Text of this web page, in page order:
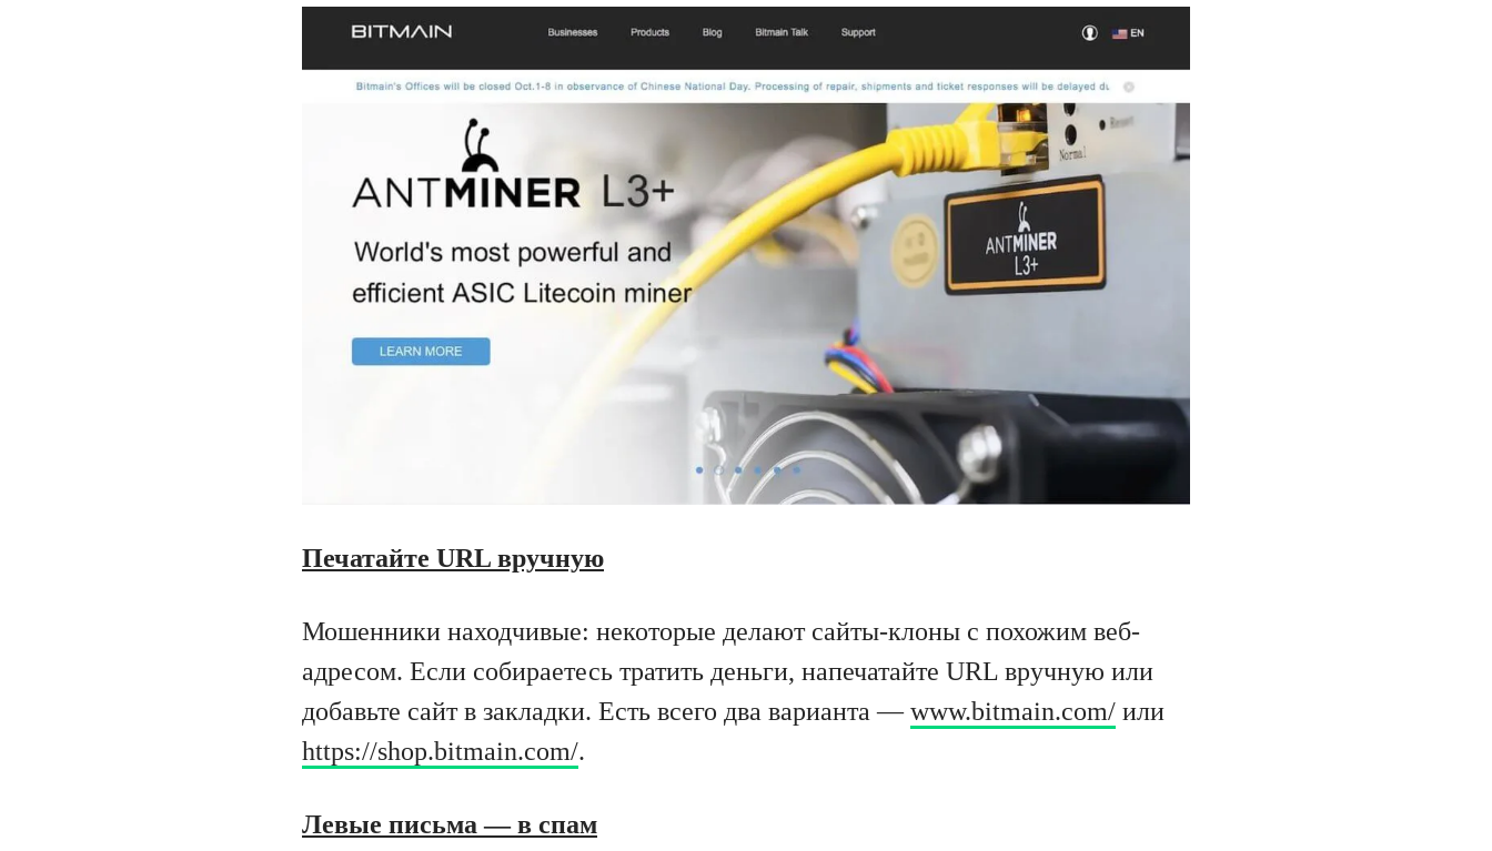
Печатайте URL вручную
Мошенники находчивые: некоторые делают сайты-клоны с похожим веб-
адресом. Если собираетесь тратить деньги, напечатайте URL вручную или
добавьте сайт в закладки. Есть всего два варианта —www.bitmain.com/ или
https://shop.bitmain.com/.
Левые письма — в спам